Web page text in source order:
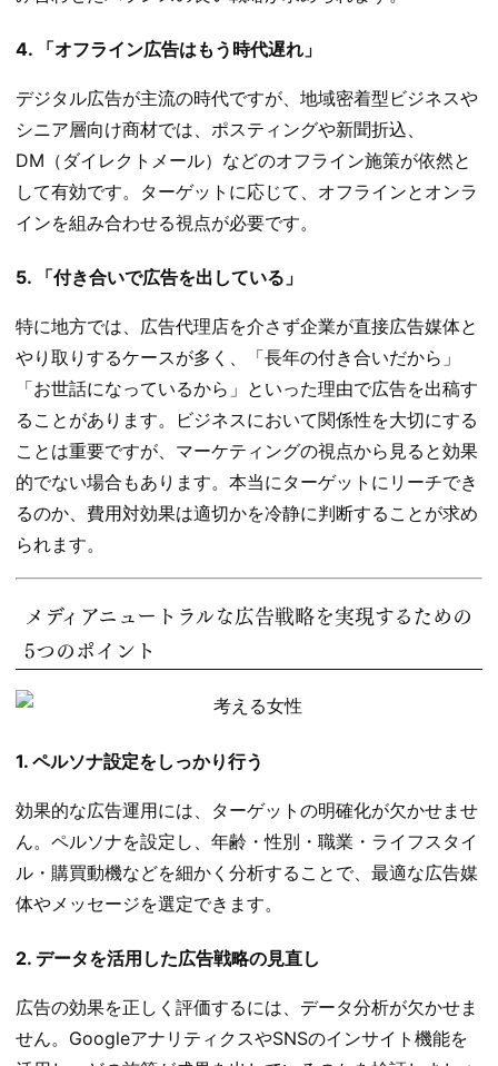
4. 「オフライン広告はもう時代遅れ」
デジタル広告が主流の時代ですが、地域密着型ビジネスや
シニア層向け商材では、ポスティングや新聞折込、
DM（ダイレクトメール）などのオフライン施策が依然と
して有効です。ターゲットに応じて、オフラインとオンラ
インを組み合わせる視点が必要です。
5. 「付き合いで広告を出している」
特に地方では、広告代理店を介さず企業が直接広告媒体と
やり取りするケースが多く、「長年の付き合いだから」
「お世話になっているから」といった理由で広告を出稿す
ることがあります。ビジネスにおいて関係性を大切にする
ことは重要ですが、マーケティングの視点から見ると効果
的でない場合もあります。本当にターゲットにリーチでき
るのか、費用対効果は適切かを冷静に判断することが求め
られます。
メディアニュートラルな広告戦略を実現するための
5つのポイント
1. ペルソナ設定をしっかり行う
効果的な広告運用には、ターゲットの明確化が欠かせませ
ん。ペルソナを設定し、年齢・性別・職業・ライフスタイ
ル・購買動機などを細かく分析することで、最適な広告媒
体やメッセージを選定できます。
2. データを活用した広告戦略の見直し
広告の効果を正しく評価するには、データ分析が欠かせま
せん。GoogleアナリティクスやSNSのインサイト機能を